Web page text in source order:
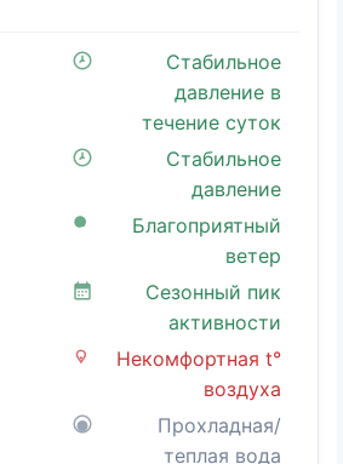
Стабильное
давление в
течение суток
Стабильное
давление
Благоприятный
ветер
Сезонный пик
активности
Некомфортная t°
воздуха
Прохладная/
теплая вода